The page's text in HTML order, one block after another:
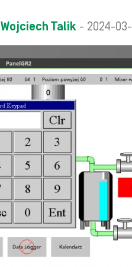
Wojciech Talik - 2024-03-